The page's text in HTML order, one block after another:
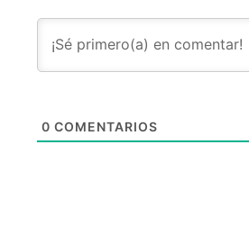
0 COMENTARIOS